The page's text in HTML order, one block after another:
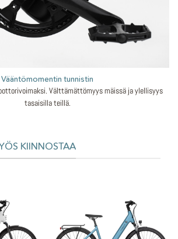
Vääntömomentin tunnistin
Välttämättömyys mäissä ja ylellisyys
tasaisilla teillä.
KIINNOSTAA